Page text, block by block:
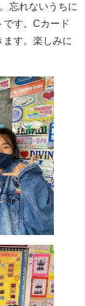
忘れないうちに
す。Cカード
ます。楽しみに